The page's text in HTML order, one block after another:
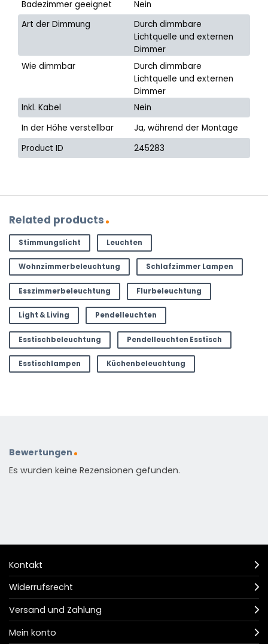
Badezimmer geeignet
Nein
Art der Dimmung
Durch dimmbare
Lichtquelle und externen
Dimmer
Wie dimmbar
Durch dimmbare
Lichtquelle und externen
Dimmer
Inkl. Kabel
Nein
In der Höhe verstellbar
Ja, während der Montage
Product ID
245283
Related products
Stimmungslicht Leuchten
Wohnzimmerbeleuchtung Schlafzimmer Lampen
Esszimmerbeleuchtung Flurbeleuchtung
Light & Living Pendelleuchten
Esstischbeleuchtung Pendelleuchten Esstisch
Esstischlampen Küchenbeleuchtung
Bewertungen
Es wurden keine Rezensionen gefunden.
Kontakt
Widerrufsrecht
Versand und Zahlung
Mein konto